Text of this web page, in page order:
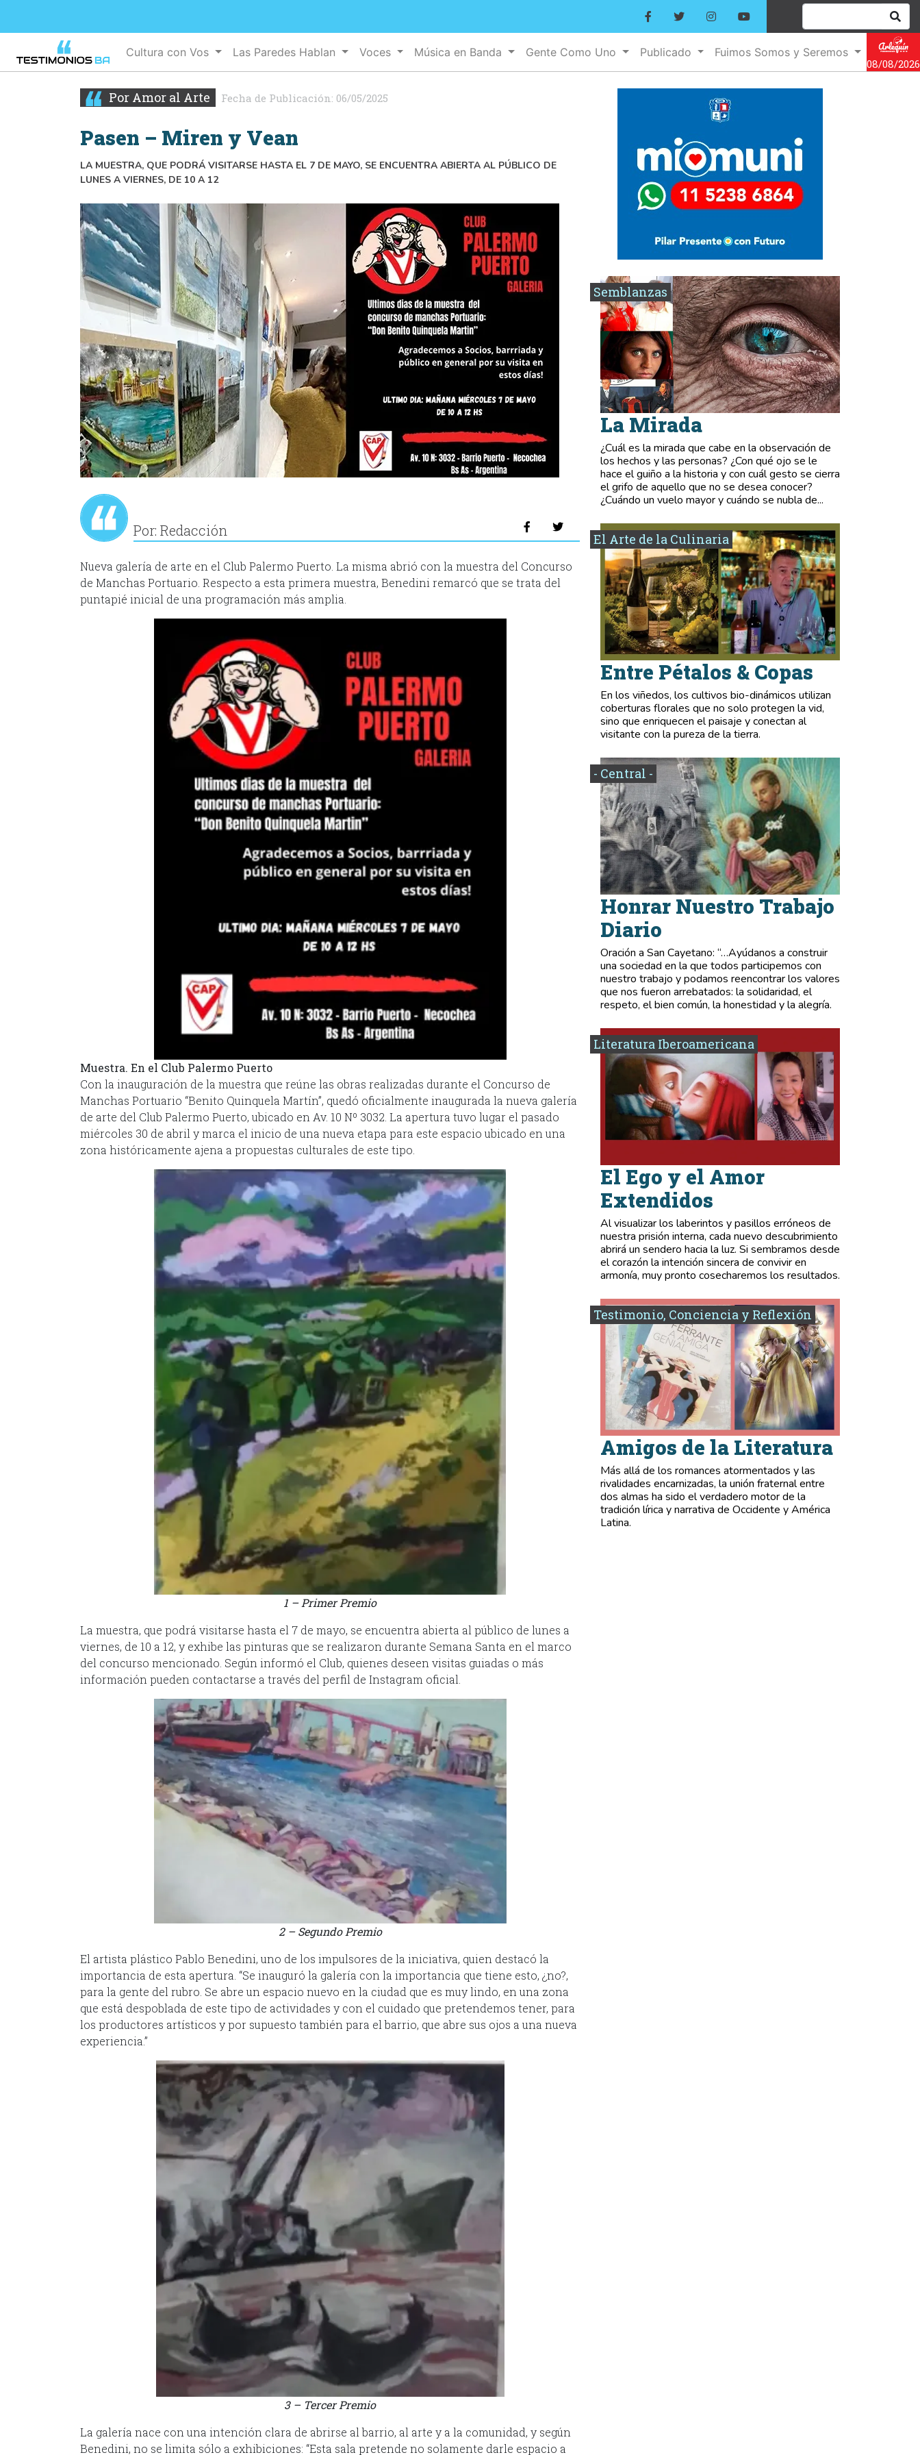
Cultura con Vos Las Paredes Hablan Voces Música en Banda Gente Como Uno Publicado
Fuimos Somos y Seremos
08/08/2026
Por Amor al Arte Fecha de Publicación: 06/05/2025
Pasen – Miren y Vean
LA MUESTRA, QUE PODRÁ VISITARSE HASTA EL 7 DE MAYO, SE ENCUENTRA ABIERTA AL PÚBLICO DE
LUNES A VIERNES, DE 10 A 12
Por: Redacción
Nueva galería de arte en el Club Palermo Puerto. La misma abrió con la muestra del Concurso
de Manchas Portuario. Respecto a esta primera muestra, Benedini remarcó que se trata del
puntapié inicial de una programación más amplia.
Muestra. En el Club Palermo Puerto
Con la inauguración de la muestra que reúne las obras realizadas durante el Concurso de
Manchas Portuario “Benito Quinquela Martín”, quedó oficialmente inaugurada la nueva galería
de arte del Club Palermo Puerto, ubicado en Av. 10 Nº 3032. La apertura tuvo lugar el pasado
miércoles 30 de abril y marca el inicio de una nueva etapa para este espacio ubicado en una
zona históricamente ajena a propuestas culturales de este tipo.
1 – Primer Premio
La muestra, que podrá visitarse hasta el 7 de mayo, se encuentra abierta al público de lunes a
viernes, de 10 a 12, y exhibe las pinturas que se realizaron durante Semana Santa en el marco
del concurso mencionado. Según informó el Club, quienes deseen visitas guiadas o más
información pueden contactarse a través del perfil de Instagram oficial.
2 – Segundo Premio
El artista plástico Pablo Benedini, uno de los impulsores de la iniciativa, quien destacó la
importancia de esta apertura. “Se inauguró la galería con la importancia que tiene esto, ¿no?,
para la gente del rubro. Se abre un espacio nuevo en la ciudad que es muy lindo, en una zona
que está despoblada de este tipo de actividades y con el cuidado que pretendemos tener, para
los productores artísticos y por supuesto también para el barrio, que abre sus ojos a una nueva
experiencia.”
3 – Tercer Premio
La galería nace con una intención clara de abrirse al barrio, al arte y a la comunidad, y según
Benedini, no se limita sólo a exhibiciones: “Esta sala pretende no solamente darle espacio a
Semblanzas
La Mirada
¿Cuál es la mirada que cabe en la observación de
los hechos y las personas? ¿Con qué ojo se le
hace el guiño a la historia y con cuál gesto se cierra
el grifo de aquello que no se desea conocer?
¿Cuándo un vuelo mayor y cuándo se nubla de...
El Arte de la Culinaria
Entre Pétalos & Copas
En los viñedos, los cultivos bio-dinámicos utilizan
coberturas florales que no solo protegen la vid,
sino que enriquecen el paisaje y conectan al
visitante con la pureza de la tierra.
- Central -
Honrar Nuestro Trabajo
Diario
Oración a San Cayetano: “…Ayúdanos a construir
una sociedad en la que todos participemos con
nuestro trabajo y podamos reencontrar los valores
que nos fueron arrebatados: la solidaridad, el
respeto, el bien común, la honestidad y la alegría.
Literatura Iberoamericana
El Ego y el Amor
Extendidos
Al visualizar los laberintos y pasillos erróneos de
nuestra prisión interna, cada nuevo descubrimiento
abrirá un sendero hacia la luz. Si sembramos desde
el corazón la intención sincera de convivir en
armonía, muy pronto cosecharemos los resultados.
Testimonio, Conciencia y Reflexión
Amigos de la Literatura
Más allá de los romances atormentados y las
rivalidades encarnizadas, la unión fraternal entre
dos almas ha sido el verdadero motor de la
tradición lírica y narrativa de Occidente y América
Latina.